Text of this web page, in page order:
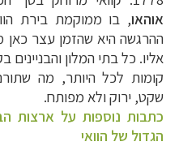
אוהאו, בו ממוקמת בירת
ההרגשה היא שהזמן עצר כאן
אליו. כל בתי המלון
קומות לכל היותר, מה
שקט, ירוק ולא מפותח.
כתבות נוספות על ארצות
הגדול של הוואי